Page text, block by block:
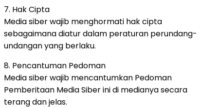
7. Hak Cipta
Media siber wajib menghormati hak cipta
sebagaimana diatur dalam peraturan perundang-
undangan yang berlaku.
8. Pencantuman Pedoman
Media siber wajib mencantumkan Pedoman
Pemberitaan Media Siber ini di medianya secara
terang dan jelas.